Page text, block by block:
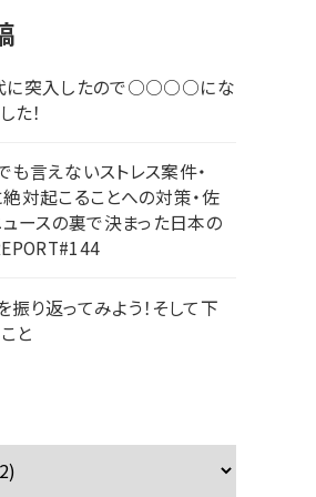
代に突入したので○○○○にな
た！
言えないストレス案件・
対起こることへの対策・佐
ースの裏で決まった日本の
り返ってみよう！そして下
と